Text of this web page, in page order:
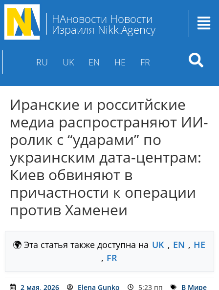
НАновости Новости
Израиля Nikk.Agency
RU UK EN HE FR
Иранские и росситйские
медиа распространяют ИИ-
ролик с “ударами” по
украинским дата-центрам:
Киев обвиняют в
причастности к операции
против Хаменеи
🌍 Эта статья также доступна на UK , EN , HE
, FR
2 мая, 2026 Elena Gunko 5:23 пп В Мире